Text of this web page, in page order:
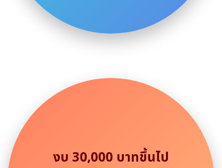
งบ 30,000 บาทขึ้นไป